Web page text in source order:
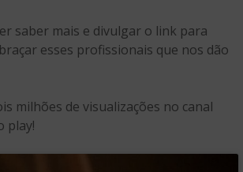
saber mais e divulgar o link para
esses profissionais que nos dão
milhões de visualizações no canal
play!